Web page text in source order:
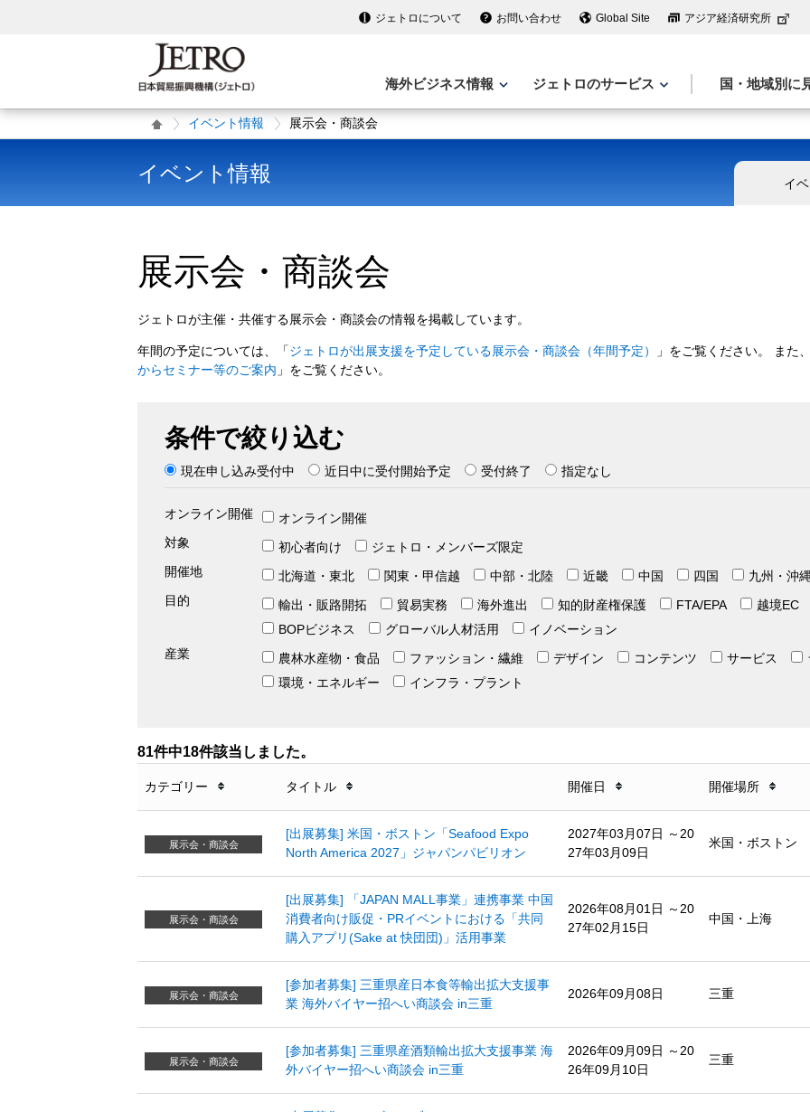
ジェトロについて お問い合わせ Global Site アジア経済研究所
海外ビジネス情報 ジェトロのサービス 国・地域別に
イベント情報 展示会・商談会
イベント情報 イ
展示会・商談会
ジェトロが主催・共催する展示会・商談会の情報を掲載しています。
年間の予定については、「ジェトロが出展支援を予定している展示会・商談会（年間予定）
」をご覧ください。 また
からセミナー等のご案内 」をご覧ください。
条件で絞り込む
現在申し込み受付中 近日中に受付開始予定 受付終了 指定なし
オンライン開催
オンライン開催
対象
初心者向け
ジェトロ・メンバーズ限定
開催地
北海道・東北 関東・甲信越 中部・北陸 近畿 中国 四国
九州・沖
目的
輸出・販路開拓 貿易実務 海外進出 知的財産権保護 FTA/EPA
越境EC
BOPビジネス
グローバル人材活用
イノベーション
産業
農林水産物・食品 ファッション・繊維 デザイン コンテンツ サービス
環境・エネルギー
インフラ・プラント
81件中18件該当しました。
カテゴリー タイトル 開催日 開催場所
展示会・商談会
[出展募集] 米国・ボストン「Seafood Expo
North America 2027」ジャパンパビリオン
2027年03月07日 ～20
27年03月09日
米国・ボストン
展示会・商談会
[出展募集] 「JAPAN MALL事業」連携事業 中国
消費者向け販促・PRイベントにおける「共同
購入アプリ(Sake at 快団団)」活用事業
2026年08月01日 ～20
27年02月15日
中国・上海
展示会・商談会
[参加者募集] 三重県産日本食等輸出拡大支援事
業 海外バイヤー招へい商談会 in三重
2026年09月08日 三重
展示会・商談会
[参加者募集] 三重県産酒類輸出拡大支援事業 海
外バイヤー招へい商談会 in三重
2026年09月09日 ～20
26年09月10日
三重